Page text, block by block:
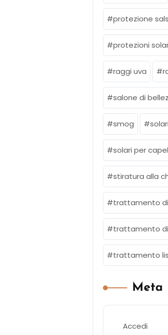
protezione
protezioni
raggi uva
salone di
smog
solari per
stiratura alla
trattamento
trattamento
trattamento
Meta
Accedi